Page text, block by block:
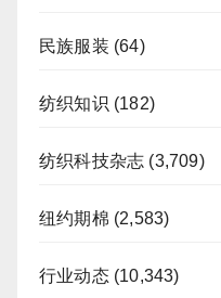
民族服装 (64)
纺织知识 (182)
纺织科技杂志 (3,709)
纽约期棉 (2,583)
行业动态(10,343)